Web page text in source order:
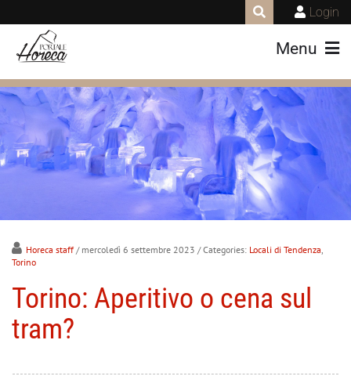
Login
Menu
Horeca staff / mercoledì 6 settembre 2023 / Categories: Locali di Tendenza,
Torino
Torino: Aperitivo o cena sul
tram?